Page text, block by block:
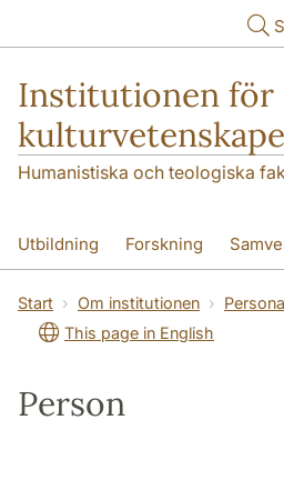
Institutionen för
Humanistiska och teologiska
Utbildning Forskning
Om institutionen Kontakt
Start Om institutionen
This page in English
Person